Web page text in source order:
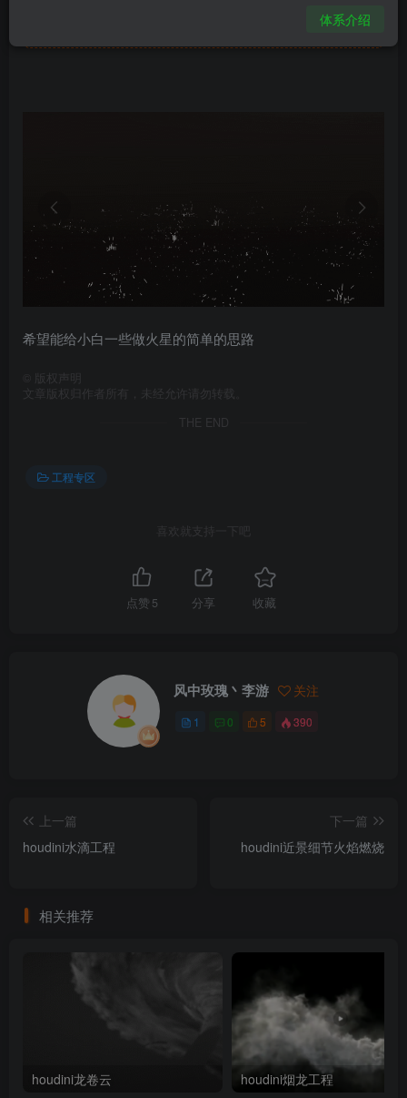
希望能给小白一些做火星的简单的思路
版权声明
文章版权归作者所有，未经允许请勿转载。
THE END
工程专区
喜欢就支持一下吧
点赞 5 分享 收藏
风中玫瑰丶李游 关注
1 0 5 390
上一篇
houdini水滴工程
下一篇
houdini近景细节火焰燃烧
相关推荐
houdini龙卷云 houdini烟龙工程
体系介绍